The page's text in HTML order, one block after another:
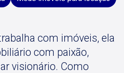
com imóveis, ela
com paixão,
visionário. Como